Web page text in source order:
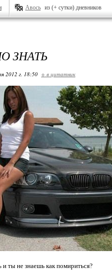
Авось из (+ сутки) дневников
ЗНАТЬ
2012 г. 18:50 + в цитатник
ты не знаешь как помириться?